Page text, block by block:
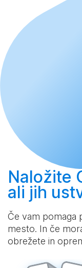
Naložite
ali jih
Če vam pomaga
mesto. In če
obrežete in